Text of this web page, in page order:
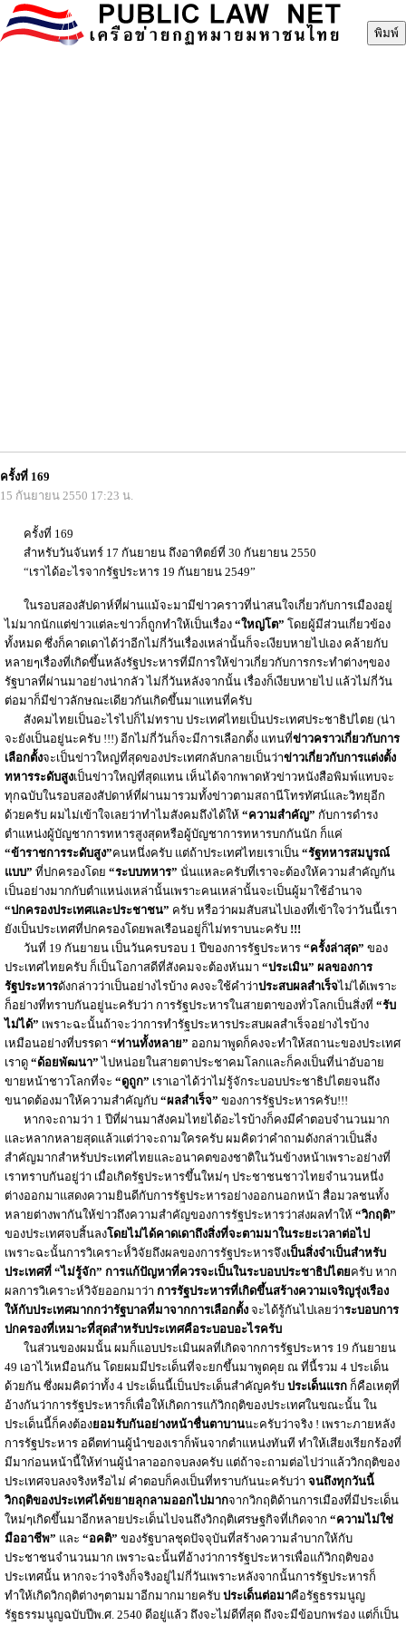
ครั้งที่ 169
15 กันยายน 2550 17:23 น.
ครั้งที่ 169
สำหรับวันจันทร์ 17 กันยายน ถึงอาทิตย์ที่ 30 กันยายน 2550
“เราได้อะไรจากรัฐประหาร 19 กันยายน 2549”
ในรอบสองสัปดาห์ที่ผ่านแม้จะมามีข่าวคราวที่น่าสนใจเกี่ยวกับการเมืองอยู่
ไม่มากนักแต่ข่าวแต่ละข่าวก็ถูกทำให้เป็นเรื่อง “ใหญ่โต” โดยผู้มีส่วนเกี่ยวข้อง
ทั้งหมด ซึ่งก็คาดเดาได้ว่าอีกไม่กี่วันเรื่องเหล่านั้นก็จะเงียบหายไปเอง คล้ายกับ
หลายๆเรื่องที่เกิดขึ้นหลังรัฐประหารที่มีการให้ข่าวเกี่ยวกับการกระทำต่างๆของ
รัฐบาลที่ผ่านมาอย่างน่ากลัว ไม่กี่วันหลังจากนั้น เรื่องก็เงียบหายไป แล้วไม่กี่วัน
ต่อมาก็มีข่าวลักษณะเดียวกันเกิดขึ้นมาแทนที่ครับ
สังคมไทยเป็นอะไรไปก็ไม่ทราบ ประเทศไทยเป็นประเทศประชาธิปไตย (น่า
จะยังเป็นอยู่นะครับ !!!) อีกไม่กี่วันก็จะมีการเลือกตั้ง แทนที่ข่าวคราวเกี่ยวกับการ
เลือกตั้งจะเป็นข่าวใหญ่ที่สุดของประเทศกลับกลายเป็นว่าข่าวเกี่ยวกับการแต่งตั้ง
ทหารระดับสูงเป็นข่าวใหญ่ที่สุดแทน เห็นได้จากพาดหัวข่าวหนังสือพิมพ์แทบจะ
ทุกฉบับในรอบสองสัปดาห์ที่ผ่านมารวมทั้งข่าวตามสถานีโทรทัศน์และวิทยุอีก
ด้วยครับ ผมไม่เข้าใจเลยว่าทำไมสังคมถึงได้ให้ “ความสำคัญ” กับการดำรง
ตำแหน่งผู้บัญชาการทหารสูงสุดหรือผู้บัญชาการทหารบกกันนัก ก็แค่
“ข้าราชการระดับสูง”คนหนึ่งครับ แต่ถ้าประเทศไทยเราเป็น “รัฐทหารสมบูรณ์
แบบ” ที่ปกครองโดย “ระบบทหาร” นั่นแหละครับที่เราจะต้องให้ความสำคัญกัน
เป็นอย่างมากกับตำแหน่งเหล่านั้นเพราะคนเหล่านั้นจะเป็นผู้มาใช้อำนาจ
“ปกครองประเทศและประชาชน” ครับ หรือว่าผมสับสนไปเองที่เข้าใจว่าวันนี้เรา
ยังเป็นประเทศที่ปกครองโดยพลเรือนอยู่ก็ไม่ทราบนะครับ !!!
วันที่ 19 กันยายน เป็นวันครบรอบ 1 ปีของการรัฐประหาร “ครั้งล่าสุด” ของ
ประเทศไทยครับ ก็เป็นโอกาสดีที่สังคมจะต้องหันมา “ประเมิน” ผลของการ
รัฐประหารดังกล่าวว่าเป็นอย่างไรบ้าง คงจะใช้คำว่าประสบผลสำเร็จไม่ได้เพราะ
ก็อย่างที่ทราบกันอยู่นะครับว่า การรัฐประหารในสายตาของทั่วโลกเป็นสิ่งที่ “รับ
ไม่ได้” เพราะฉะนั้นถ้าจะว่าการทำรัฐประหารประสบผลสำเร็จอย่างไรบ้าง
เหมือนอย่างที่บรรดา “ท่านทั้งหลาย” ออกมาพูดก็คงจะทำให้สถานะของประเทศ
เราดู “ด้อยพัฒนา” ไปหน่อยในสายตาประชาคมโลกและก็คงเป็นที่น่าอับอาย
ขายหน้าชาวโลกที่จะ “ดูถูก” เราเอาได้ว่าไม่รู้จักระบอบประชาธิปไตยจนถึง
ขนาดต้องมาให้ความสำคัญกับ “ผลสำเร็จ” ของการรัฐประหารครับ!!!
หากจะถามว่า 1 ปีที่ผ่านมาสังคมไทยได้อะไรบ้างก็คงมีคำตอบจำนวนมาก
และหลากหลายสุดแล้วแต่ว่าจะถามใครครับ ผมคิดว่าคำถามดังกล่าวเป็นสิ่ง
สำคัญมากสำหรับประเทศไทยและอนาคตของชาติในวันข้างหน้าเพราะอย่างที่
เราทราบกันอยู่ว่า เมื่อเกิดรัฐประหารขึ้นใหม่ๆ ประชาชนชาวไทยจำนวนหนึ่ง
ต่างออกมาแสดงความยินดีกับการรัฐประหารอย่างออกนอกหน้า สื่อมวลชนทั้ง
หลายต่างพากันให้ข่าวถึงความสำคัญของการรัฐประหารว่าส่งผลทำให้ “วิกฤติ”
ของประเทศจบสิ้นลงโดยไม่ได้คาดเดาถึงสิ่งที่จะตามมาในระยะเวลาต่อไป
เพราะฉะนั้นการวิเคราะห์์วิจัยถึงผลของการรัฐประหารจึงเป็นสิ่งจำเป็นสำหรับ
ประเทศที่ “ไม่รู้จัก” การแก้ปัญหาที่ควรจะเป็นในระบอบประชาธิปไตยครับ หาก
ผลการวิเคราะห์วิจัยออกมาว่า การรัฐประหารที่เกิดขึ้นสร้างความเจริญรุ่งเรือง
ให้กับประเทศมากกว่ารัฐบาลที่มาจากการเลือกตั้ง จะได้รู้กันไปเลยว่าระบอบการ
ปกครองที่เหมาะที่สุดสำหรับประเทศคือระบอบอะไรครับ
ในส่วนของผมนั้น ผมก็แอบประเมินผลที่เกิดจากการรัฐประหาร 19 กันยายน
49 เอาไว้เหมือนกัน โดยผมมีประเด็นที่จะยกขึ้นมาพูดคุย ณ ที่นี้รวม 4 ประเด็น
ด้วยกัน ซึ่งผมคิดว่าทั้ง 4 ประเด็นนี้เป็นประเด็นสำคัญครับ ประเด็นแรก ก็คือเหตุที่
อ้างกันว่าการรัฐประหารก็เพื่อให้เกิดการแก้วิกฤติของประเทศในขณะนั้น ใน
ประเด็นนี้ก็คงต้องยอมรับกันอย่างหน้าชื่นตาบานนะครับว่าจริง ! เพราะภายหลัง
การรัฐประหาร อดีตท่านผู้นำของเราก็พ้นจากตำแหน่งทันที ทำให้เสียงเรียกร้องที่
มีมาก่อนหน้านี้ให้ท่านผู้นำลาออกจบลงครับ แต่ถ้าจะถามต่อไปว่าแล้ววิกฤติของ
ประเทศจบลงจริงหรือไม่ คำตอบก็คงเป็นที่ทราบกันนะครับว่า จนถึงทุกวันนี้
วิกฤติของประเทศได้ขยายลุกลามออกไปมากจากวิกฤติด้านการเมืองที่มีประเด็น
ใหม่ๆเกิดขึ้นมาอีกหลายประเด็นไปจนถึงวิกฤติเศรษฐกิจที่เกิดจาก “ความไม่ใช่
มืออาชีพ” และ “อคติ” ของรัฐบาลชุดปัจจุบันที่สร้างความลำบากให้กับ
ประชาชนจำนวนมาก เพราะฉะนั้นที่อ้างว่าการรัฐประหารเพื่อแก้วิกฤติของ
ประเทศนั้น หากจะว่าจริงก็จริงอยู่ไม่กี่วันเพราะหลังจากนั้นการรัฐประหารก็
ทำให้เกิดวิกฤติต่างๆตามมาอีกมากมายครับ ประเด็นต่อมาคือรัฐธรรมนูญ
รัฐธรรมนูญฉบับปีพ.ศ. 2540 ดีอยู่แล้ว ถึงจะไม่ดีที่สุด ถึงจะมีข้อบกพร่อง แต่ก็เป็น